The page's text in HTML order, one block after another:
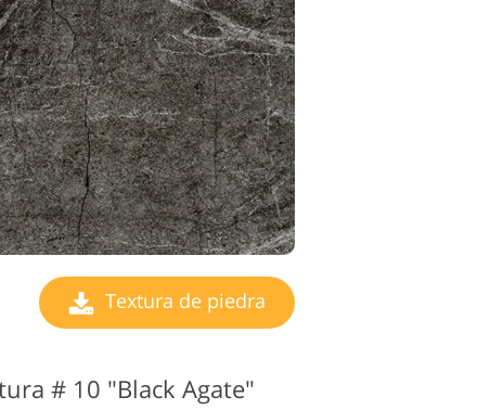
Textura de piedra
# 10 "Black Agate"